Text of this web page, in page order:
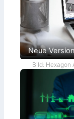
Neue
Bild: Hexagon